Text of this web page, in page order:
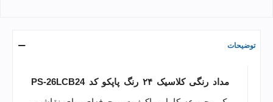
توضیحات
مداد رنگی کلاسیک ۲۴ رنگ پاپکو کد PS-26LCB24